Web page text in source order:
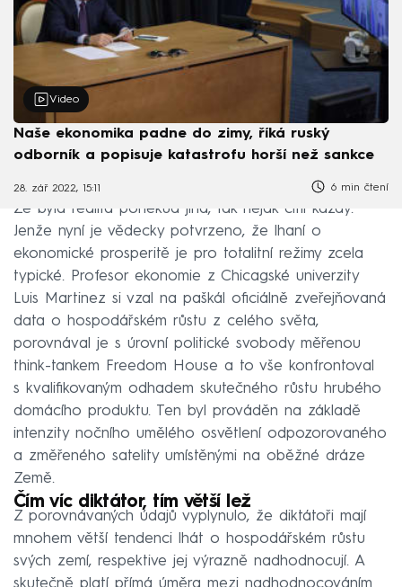
Video
Naše ekonomika padne do zimy, říká ruský
odborník a popisuje katastrofu horší než sankce
28. zář 2022, 15:11 6 min čtení
Že byla realita poněkud jiná, tak nějak cítil každý.
Jenže nyní je vědecky potvrzeno, že lhaní o
ekonomické prosperitě je pro totalitní režimy zcela
typické. Profesor ekonomie z Chicagské univerzity
Luis Martinez si vzal na paškál oficiálně zveřejňovaná
data o hospodářském růstu z celého světa,
porovnával je s úrovní politické svobody měřenou
think-tankem Freedom House a to vše konfrontoval
s kvalifikovaným odhadem skutečného růstu hrubého
domácího produktu. Ten byl prováděn na základě
intenzity nočního umělého osvětlení odpozorovaného
a změřeného satelity umístěnými na oběžné dráze
Země.
Čím víc diktátor, tím větší lež
Z porovnávaných údajů vyplynulo, že diktátoři mají
mnohem větší tendenci lhát o hospodářském růstu
svých zemí, respektive jej výrazně nadhodnocují. A
skutečně platí přímá úměra mezi nadhodnocováním